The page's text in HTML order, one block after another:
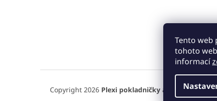
Tento web
tohoto
informací
Copyright 2026 Plexi pokladničky a kasičky.